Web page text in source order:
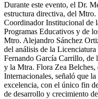
Durante este evento, el Dr.
estructura directiva, del
Coordinador Institucional de
Programas Educativos y de
Mtro. Alejandro Sánchez
del análisis de la
Fernando García Carrillo, de
y la Mtra. Flora Zea
Internacionales, señaló que
excelencia, con el único fin
de desarrollo y crecimiento